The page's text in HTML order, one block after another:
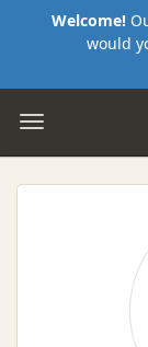
Welcome!
would